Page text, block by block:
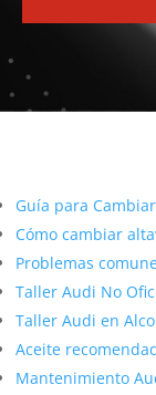
Guía para
Cómo cambiar
Problemas
Taller Audi No
Taller Audi en
Aceite
Mantenimiento